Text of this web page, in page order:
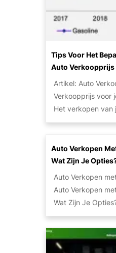
l
n
a
k
k
e
i
j
k
J
e
u
t
Tips Voor Het
Auto Verkoopprijs
Artikel: Auto
Verkoopprijs voor
Het verkopen van
Auto Verkopen
Wat Zijn Je
Auto Verkopen
Auto Verkopen
Wat Zijn Je